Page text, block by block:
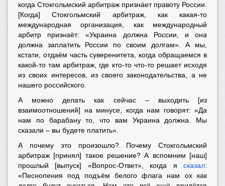
когда Стокгольмский арбитраж признáет правоту России.
[Когда] Стокгольмский арбитраж, как какая-то
международная организация, как международный
арбитр признаёт: «Украина должна России, и она
должна заплатить России по своим долгам». А мы,
кстати, отдаём часть суверенитета, когда обращаемся в
какой-то там арбитраж, где кто-то что-то решает исходя
из своих интересов, из своего законодательства, а не
нашего российского.
А можно делать как сейчас –выходить [из
взаимоотношений] на минусе, когда нам говорят: «Да
нам по барабану то, что вам Украина должна. Мы
сказали – вы будете платить».
А почему это произошло? Почему Стокгольмский
арбитраж [принял] такое решение? А вспомним [наш]
прошлый [выпуск] «Вопрос-Ответ», когда я сказал:
«Песнопения под подъём белого флага нам ох как